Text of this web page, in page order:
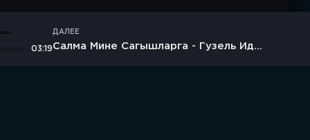
03:19
ДАЛЕЕ
Салма Мине Сагышларга - Гузель Идрисова, Ильназ Бах